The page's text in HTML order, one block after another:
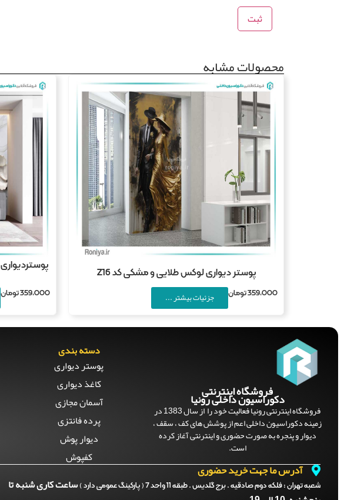
محصولات مشابه
پوستر دیواری لوکس طلایی و مشکی کد Z16
359,000تومان جزئیات بیشتر ... 359,000تومان
فروشگاه اینترنتی
دکوراسیون داخلی رونیا
فروشگاه اینترنتی رونیا فعالیت خود را از سال 1383 در
زمینه دکوراسیون داخلی اعم از پوشش های کف ، سقف ،
دیوار و پنجره به صورت حضوری و اینترنتی آغاز کرده
است.
دسته بندی
پوستر دیواری
کاغذ دیواری
آسمان مجازی
پرده فانتزی
دیوار پوش
کفپوش
آدرس ما جهت خرید حضوری
شعبه تهران :فلکه دوم صادقیه . برج گلدیس . طبقه 11 واحد 7 ( پارکینگ عمومی دارد )
ساعت کاری شنبه تا